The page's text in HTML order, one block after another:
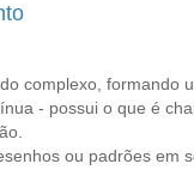
complexo, formando
- possui o que é
ou padrões